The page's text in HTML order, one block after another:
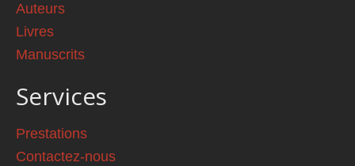
Auteurs
Livres
Manuscrits
Services
Prestations
Contactez-nous